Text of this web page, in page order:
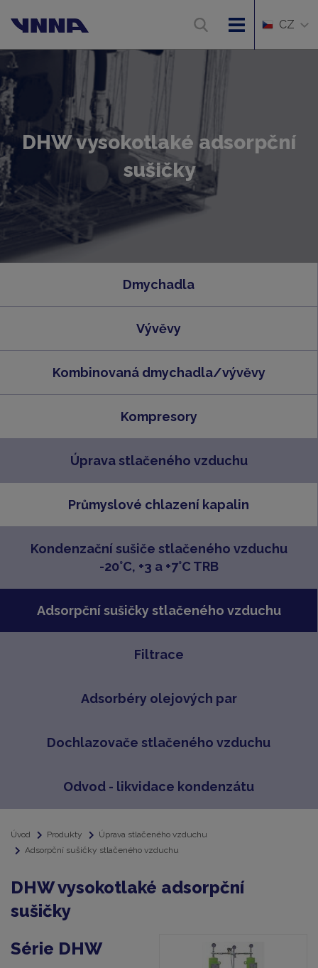
CZ
DHW vysokotlaké adsorpční
sušičky
Dmychadla
Vývěvy
Kombinovaná dmychadla/vývěvy
Kompresory
Úprava stlačeného vzduchu
Průmyslové chlazení kapalin
Kondenzační sušiče stlačeného vzduchu
-20°C, +3 a +7°C TRB
Adsorpční sušičky stlačeného vzduchu
Filtrace
Adsorbéry olejových par
Dochlazovače stlačeného vzduchu
Odvod - likvidace kondenzátu
Úvod Produkty
Úprava stlačeného vzduchu
Adsorpční sušičky stlačeného vzduchu
DHW vysokotlaké adsorpční
sušičky
Série DHW